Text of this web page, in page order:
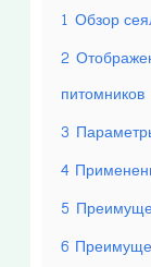
1 Обзор
2
питомников
3
4
5
6